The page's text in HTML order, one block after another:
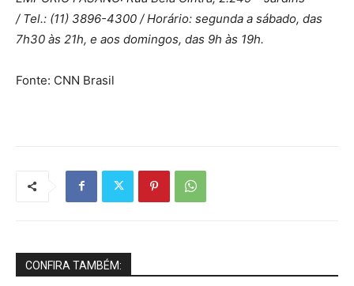
/ Tel.: (11) 3896-4300 / Horário: segunda a sábado, das
7h30 às 21h, e aos domingos, das 9h às 19h.
Fonte: CNN Brasil
CONFIRA TAMBÉM: